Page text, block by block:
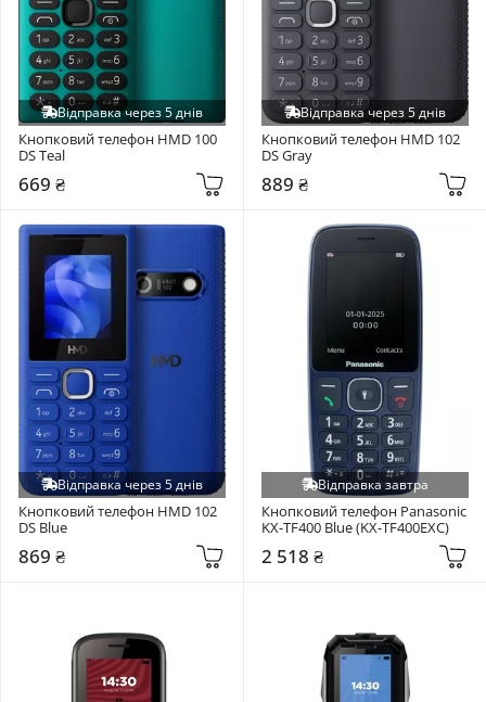
Відправка через 5 днів
Кнопковий телефон HMD 100
DS Teal
669 ₴
Відправка через 5 днів
Кнопковий телефон HMD 102
DS Gray
889 ₴
Відправка через 5 днів
Кнопковий телефон HMD 102
DS Blue
869 ₴
Відправка завтра
Кнопковий телефон Panasonic
KX-TF400 Blue (KX-TF400EXC)
2 518 ₴